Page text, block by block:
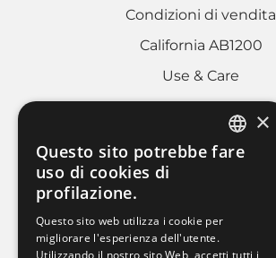
Condizioni di vendita
California AB1200
Use & Care
AREA LEGALE
Cookies policy
Whistleblowing
ITALIAN
×
Questo sito potrebbe fare
uso di cookies di
profilazione.
Questo sito web utilizza i cookie per
migliorare l'esperienza dell'utente.
Utilizzando il nostro sito Web, accetti tutti i